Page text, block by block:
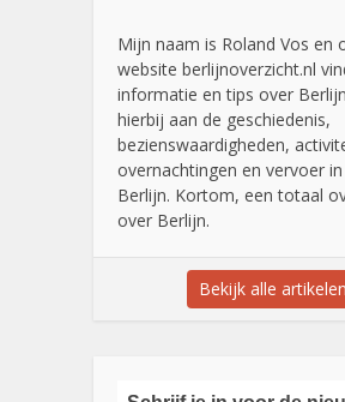
Mijn naam is Roland Vos en
website berlijnoverzicht.nl
informatie en tips over
hierbij aan de geschiedenis,
bezienswaardigheden,
overnachtingen en vervoer
Berlijn. Kortom, een totaal
over Berlijn.
Bekijk alle artikelen